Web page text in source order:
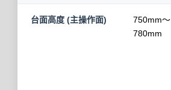
台面高度 (主操作面)
750mm～
780mm